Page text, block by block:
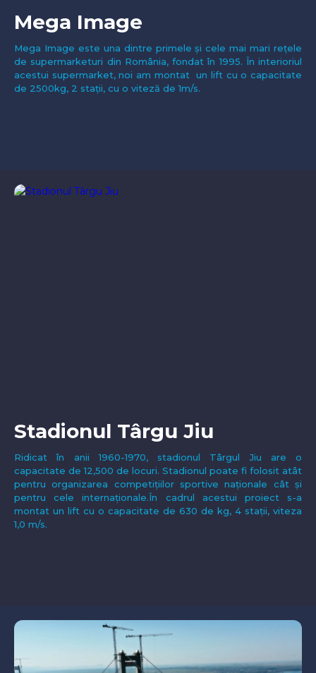
Mega Image
Mega Image este una dintre primele și cele mai mari rețele
de supermarketuri din România, fondat în 1995. În interioriul
acestui supermarket, noi am montat un lift cu o capacitate
de 2500kg, 2 stații, cu o viteză de 1m/s.
Stadionul Târgu Jiu
Ridicat în anii 1960-1970, stadionul Târgul Jiu are o
capacitate de 12,500 de locuri. Stadionul poate fi folosit atât
pentru organizarea competițiilor sportive naționale cât și
pentru cele internaționale.În cadrul acestui proiect s-a
montat un lift cu o capacitate de 630 de kg, 4 stații, viteza
1,0 m/s.